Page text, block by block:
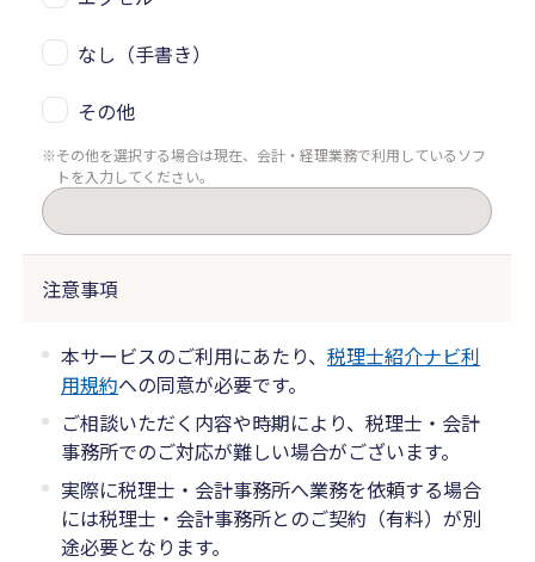
なし（手書き）
その他
その他を選択する場合は現在、会計・経理業務で利用しているソフ
トを入力してください。
注意事項
本サービスのご利用にあたり、税理士紹介ナビ利
用規約への同意が必要です。
ご相談いただく内容や時期により、税理士・会計
事務所でのご対応が難しい場合がございます。
実際に税理士・会計事務所へ業務を依頼する場合
には税理士・会計事務所とのご契約（有料）が別
途必要となります。